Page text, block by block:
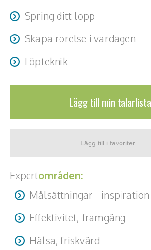
Spring ditt lopp
Skapa rörelse i vardagen
Löpteknik
Lägg till min talarlista
Expertområden:
Målsättningar - inspiration
Effektivitet, framgång
Hälsa, friskvård